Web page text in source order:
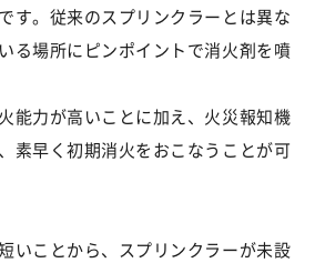
す。従来のスプリンクラーとは異な
る場所にピンポイントで消火剤を噴
能力が高いことに加え、火災報知機
素早く初期消火をおこなうことが可
いことから、スプリンクラーが未設